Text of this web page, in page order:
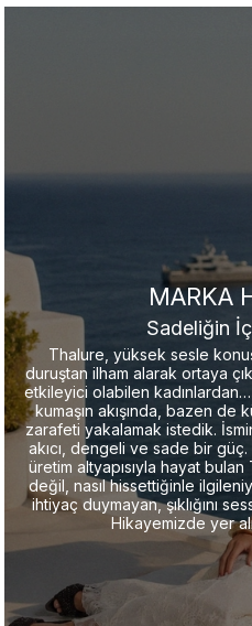
MARKA
Sadeliğin
Thalure, yüksek sesle
duruştan ilham alarak ortaya
etkileyici olabilen
kumaşın akışında, bazen de
zarafeti yakalamak istedik.
akıcı, dengeli ve sade bir
üretim altyapısıyla hayat
değil, nasıl hissettiğinle
ihtiyaç duymayan, şıklığını
Hikayemizde yer